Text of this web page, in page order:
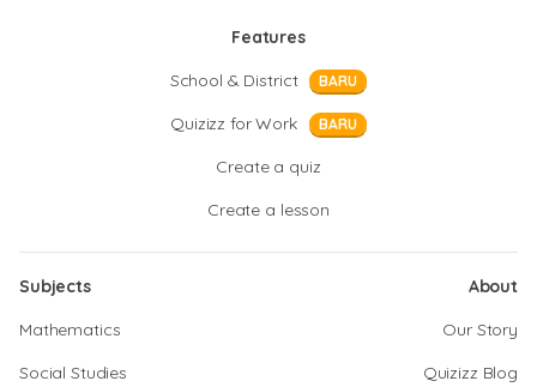
Features
School & District
BARU
Quizizz for Work BARU
Create a quiz
Create a lesson
Subjects
Mathematics
Social Studies
About
Our Story
Quizizz Blog